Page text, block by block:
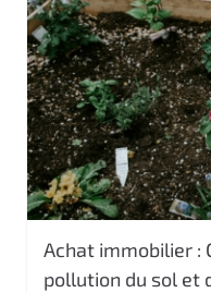
Achat immobilier :
pollution du sol et